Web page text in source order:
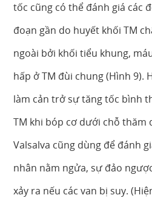
tốc cũng có thể đánh giá các
đoạn gần do huyết khối TM
ngoài bởi khối tiểu khung,
hấp ở TM đùi chung (Hình 9).
làm cản trở sự tăng tốc bình
TM khi bóp cơ dưới chỗ thăm
Valsalva cũng dùng để đánh
nhân nằm ngửa, sự đảo
xảy ra nếu các van bị suy.